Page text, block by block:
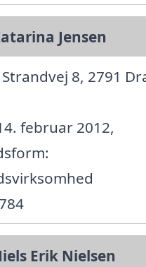
Jensen
8, 2791
februar 2012,
Erik Nielsen